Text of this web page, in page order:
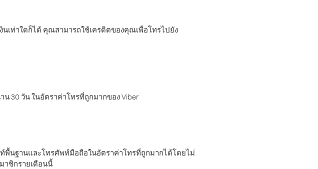
นเท่าใดก็ได้ คุณสามารถใช้เครดิตของคุณเพื่อโทรไปยัง
30 วัน ในอัตราค่าโทรที่ถูกมากของ Viber
พื้นฐานและโทรศัพท์มือถือในอัตราค่าโทรที่ถูกมากได้โดยไม่
าชิกรายเดือนนี้